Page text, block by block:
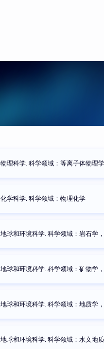
物理科学. 科学领域：等离子体物理学
化学科学. 科学领域：物理化学
地球和环境科学. 科学领域：岩石学
地球和环境科学. 科学领域：矿物学
地球和环境科学. 科学领域：地质学
地球和环境科学. 科学领域：水文地